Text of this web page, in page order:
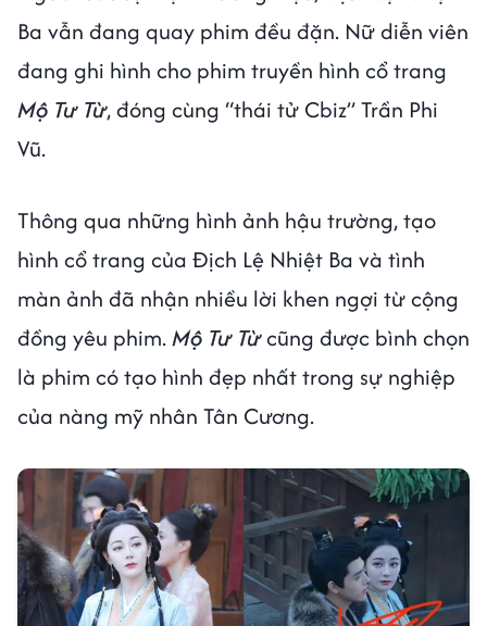
Ba vẫn đang quay phim đều đặn. Nữ diễn viên
đang ghi hình cho phim truyền hình cổ trang
Mộ Tư Từ, đóng cùng “thái tử Cbiz” Trần Phi
Vũ.
Thông qua những hình ảnh hậu trường, tạo
hình cổ trang của Địch Lệ Nhiệt Ba và tình
màn ảnh đã nhận nhiều lời khen ngợi từ cộng
đồng yêu phim.Mộ Tư Từcũng được bình chọn
là phim có tạo hình đẹp nhất trong sự nghiệp
của nàng mỹ nhân Tân Cương.